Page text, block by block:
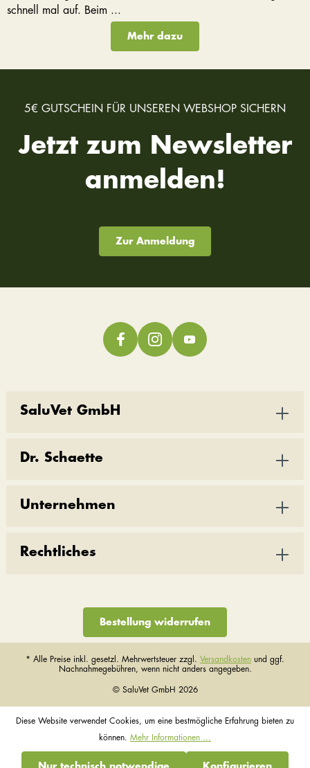
schnell mal auf. Beim ...
Mehr dazu
5€ GUTSCHEIN FÜR UNSEREN WEBSHOP SICHERN
Jetzt zum Newsletter
anmelden!
Zur Anmeldung
SaluVet GmbH
Dr. Schaette
Unternehmen
Rechtliches
Bestellung widerrufen
* Alle Preise inkl. gesetzl. Mehrwertsteuer zzgl. Versandkosten und ggf.
Nachnahmegebühren, wenn nicht anders angegeben.
© SaluVet GmbH 2026
Diese Website verwendet Cookies, um eine bestmögliche Erfahrung bieten zu
können. Mehr Informationen ...
Nur technisch notwendige Konfigurieren